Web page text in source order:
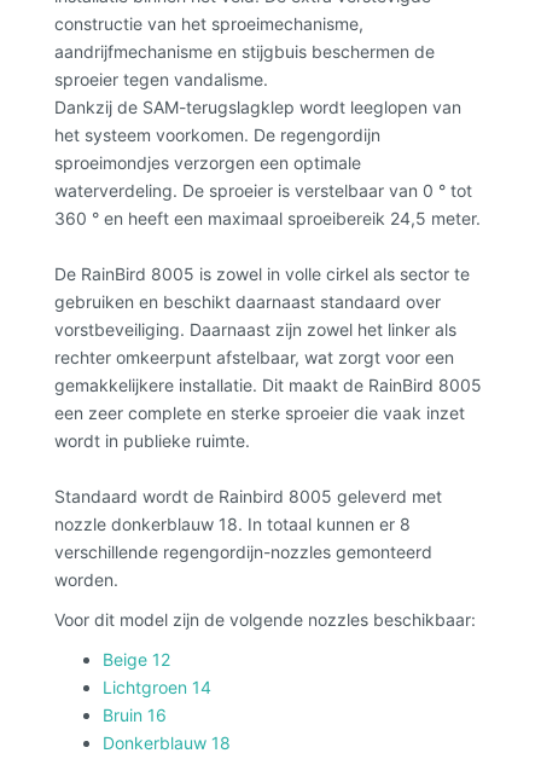
constructie van het sproeimechanisme,
aandrijfmechanisme en stijgbuis beschermen de
sproeier tegen vandalisme.
Dankzij de SAM-terugslagklep wordt leeglopen van
het systeem voorkomen. De regengordijn
sproeimondjes verzorgen een optimale
waterverdeling. De sproeier is verstelbaar van 0 ° tot
360 ° en heeft een maximaal sproeibereik 24,5 meter.
De RainBird 8005 is zowel in volle cirkel als sector te
gebruiken en beschikt daarnaast standaard over
vorstbeveiliging. Daarnaast zijn zowel het linker als
rechter omkeerpunt afstelbaar, wat zorgt voor een
gemakkelijkere installatie. Dit maakt de RainBird 8005
een zeer complete en sterke sproeier die vaak inzet
wordt in publieke ruimte.
Standaard wordt de Rainbird 8005 geleverd met
nozzle donkerblauw 18. In totaal kunnen er 8
verschillende regengordijn-nozzles gemonteerd
worden.
Voor dit model zijn de volgende nozzles beschikbaar:
Beige 12
Lichtgroen 14
Bruin 16
Donkerblauw 18